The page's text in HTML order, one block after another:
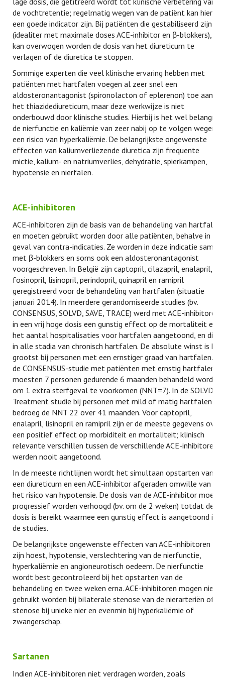
de vochtretentie; regelmatig wegen van de patiënt kan hierbij
een goede indicator zijn. Bij patiënten die gestabiliseerd zijn
(idealiter met maximale doses ACE-inhibitor en β-blokkers),
kan overwogen worden de dosis van het diureticum te
verlagen of de diuretica te stoppen.
Sommige experten die veel klinische ervaring hebben met
patiënten met hartfalen voegen al zeer snel een
aldosteronantagonist (spironolacton of eplerenon) toe aan
het thiazidediureticum, maar deze werkwijze is niet
onderbouwd door klinische studies. Hierbij is het wel belangrijk
de nierfunctie en kaliëmie van zeer nabij op te volgen wegens
een risico van hyperkaliëmie. De belangrijkste ongewenste
effecten van kaliumverliezende diuretica zijn frequente
mictie, kalium- en natriumverlies, dehydratie, spierkampen,
hypotensie en nierfalen.
ACE-inhibitoren
ACE-inhibitoren zijn de basis van de behandeling van hartfalen
en moeten gebruikt worden door alle patiënten, behalve in
geval van contra-indicaties. Ze worden in deze indicatie samen
met β-blokkers en soms ook een aldosteronantagonist
voorgeschreven. In België zijn captopril, cilazapril, enalapril,
fosinopril, lisinopril, perindopril, quinapril en ramipril
geregistreerd voor de behandeling van hartfalen (situatie
januari 2014). In meerdere gerandomiseerde studies (bv.
CONSENSUS, SOLVD, SAVE, TRACE) werd met ACE-inhibitoren
in een vrij hoge dosis een gunstig effect op de mortaliteit en
het aantal hospitalisaties voor hartfalen aangetoond, en dit
in alle stadia van chronisch hartfalen. De absolute winst is het
grootst bij personen met een ernstiger graad van hartfalen. In
de CONSENSUS-studie met patiënten met ernstig hartfalen
moesten 7 personen gedurende 6 maanden behandeld worden
om 1 extra sterfgeval te voorkomen (NNT=7). In de SOLVD-
Treatment studie bij personen met mild of matig hartfalen
bedroeg de NNT 22 over 41 maanden. Voor captopril,
enalapril, lisinopril en ramipril zijn er de meeste gegevens over
een positief effect op morbiditeit en mortaliteit; klinisch
relevante verschillen tussen de verschillende ACE-inhibitoren
werden nooit aangetoond.
In de meeste richtlijnen wordt het simultaan opstarten van
een diureticum en een ACE-inhibitor afgeraden omwille van
het risico van hypotensie. De dosis van de ACE-inhibitor moet
progressief worden verhoogd (bv. om de 2 weken) totdat de
dosis is bereikt waarmee een gunstig effect is aangetoond in
de studies.
De belangrijkste ongewenste effecten van ACE-inhibitoren
zijn hoest, hypotensie, verslechtering van de nierfunctie,
hyperkaliëmie en angioneurotisch oedeem. De nierfunctie
wordt best gecontroleerd bij het opstarten van de
behandeling en twee weken erna. ACE-inhibitoren mogen niet
gebruikt worden bij bilaterale stenose van de nierarteriën of
stenose bij unieke nier en evenmin bij hyperkaliëmie of
zwangerschap.
Sartanen
Indien ACE-inhibitoren niet verdragen worden, zoals